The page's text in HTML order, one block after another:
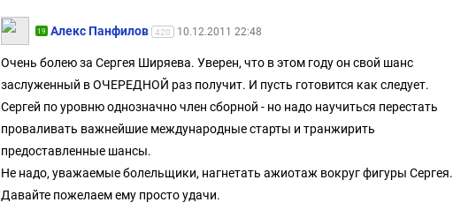
19 Алекс Панфилов 420 10.12.2011 22:48
Очень болею за Сергея Ширяева. Уверен, что в этом году он свой шанс
заслуженный в ОЧЕРЕДНОЙ раз получит. И пусть готовится как следует.
Сергей по уровню однозначно член сборной - но надо научиться перестать
проваливать важнейшие международные старты и транжирить
предоставленные шансы.
Не надо, уважаемые болельщики, нагнетать ажиотаж вокруг фигуры Сергея.
Давайте пожелаем ему просто удачи.